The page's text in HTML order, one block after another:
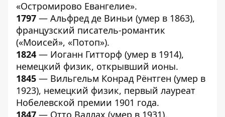
«Остромирово Евангелие».
1797 — Альфред де Виньи (умер в 1863),
французский писатель-романтик
(«Моисей», «Потоп»).
1824 — Иоганн Гитторф (умер в 1914),
немецкий физик, открывший ионы.
1845 — Вильгельм Конрад Рёнтген (умер в
1923), немецкий физик, первый лауреат
Нобелевской премии 1901 года.
1847 — Отто Валлах (умер в 1931),